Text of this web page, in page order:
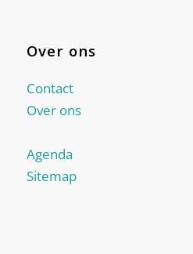
Over ons
Contact
Over ons
Agenda
Sitemap